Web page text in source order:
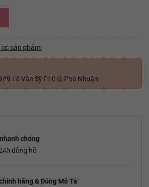
sản phẩm:
Lê Văn Sỹ P10 Q.Phú Nhuận
chóng
đồng hồ
hãng & Đúng Mô Tả